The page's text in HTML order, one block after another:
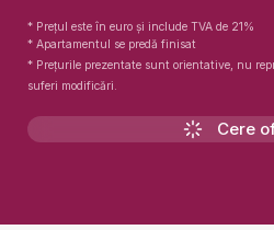
* Prețul este în euro și include TVA de 21%
* Apartamentul se predă finisat
* Prețurile prezentate sunt orientative, nu
suferi modificări.
Cere